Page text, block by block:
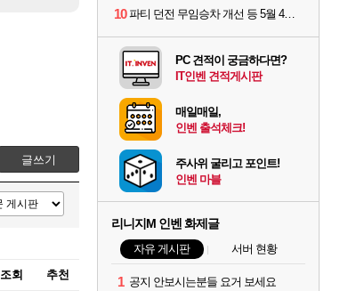
글쓰기
조회 추천
10 파티 던전 무임승차 개선 등 5월 4주차 업데이트 이슈
PC 견적이 궁금하다면?
IT인벤 견적게시판
매일매일,
인벤 출석체크!
주사위 굴리고 포인트!
인벤 마블
리니지M 인벤 화제글
자유 게시판 서버 현황
1 공지 안보시는분들 요거 보세요